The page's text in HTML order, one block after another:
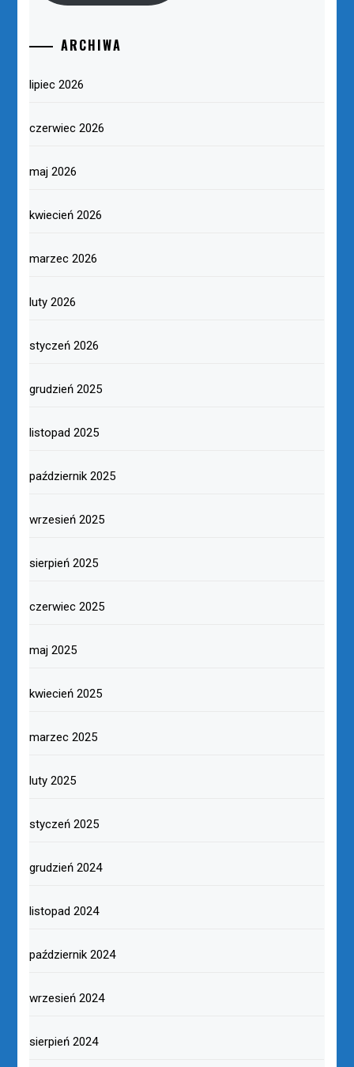
ARCHIWA
lipiec 2026
czerwiec 2026
maj 2026
kwiecień 2026
marzec 2026
luty 2026
styczeń 2026
grudzień 2025
listopad 2025
październik 2025
wrzesień 2025
sierpień 2025
czerwiec 2025
maj 2025
kwiecień 2025
marzec 2025
luty 2025
styczeń 2025
grudzień 2024
listopad 2024
październik 2024
wrzesień 2024
sierpień 2024